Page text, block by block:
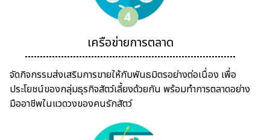
เครือข่ายการตลาด
จัดกิจกรรมส่งเสริมการขายให้กับพันธมิตรอย่างต่อเนื่อง เพื่อ
ประโยชน์ของกลุ่มธุรกิจสัตว์เลี้ยงด้วยกัน พร้อมทำการตลาดอย่าง
มืออาชีพในแวดวงของคนรักสัตว์